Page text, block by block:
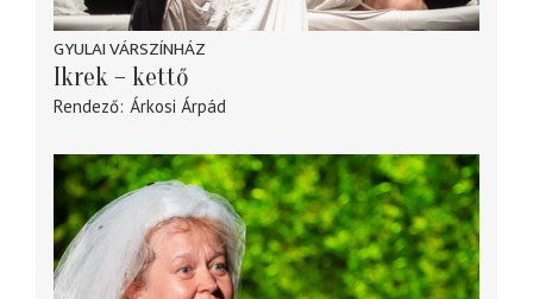
GYULAI VÁRSZÍNHÁZ
Ikrek – kettő
Rendező Árkosi Árpád